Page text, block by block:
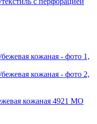
кожаная 4921 MO